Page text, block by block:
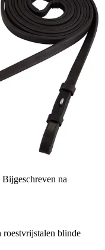
Bijgeschreven na
roestvrijstalen blinde